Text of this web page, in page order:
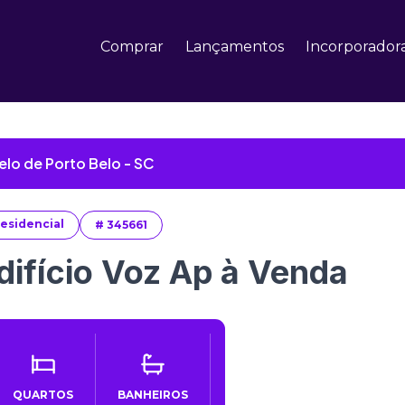
Comprar Lançamentos
de Porto Belo - SC
# 345661
Voz Ap à Venda
QUARTOS BANHEIROS